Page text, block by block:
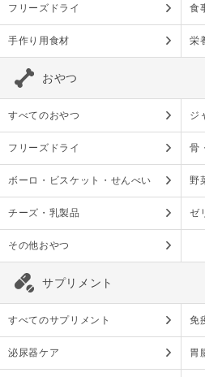
フリーズドライ 食
手作り用食材 栄
おやつ
すべてのおやつ ジ
フリーズドライ 骨
ボーロ・ビスケット・せんべい 野
チーズ・乳製品 ゼ
その他おやつ
サプリメント
すべてのサプリメント 免
泌尿器ケア 胃